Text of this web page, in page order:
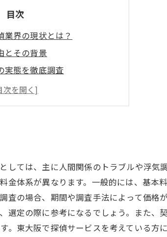
目次
業界の現状とは？
とその背景
実態を徹底調査
が必要なポイント
ぶ、探偵サービスの真実
ては、主に人間関係のトラブルや浮気
体系が異なります。一般的には、基本
の場合、期間や調査手法によって価格
定の際に参考になるでしょう。また、
東大阪で探偵サービスを考えている方